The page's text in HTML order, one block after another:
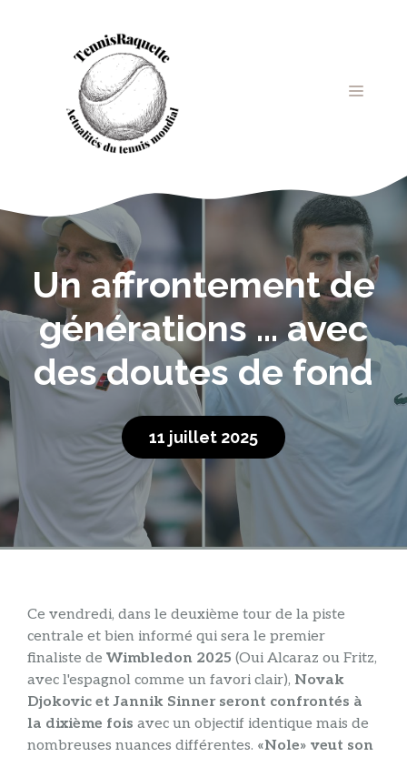
MENU
Un affrontement de
générations … avec
des doutes de fond
11 juillet 2025
Ce vendredi, dans le deuxième tour de la piste
centrale et bien informé qui sera le premier
finaliste de Wimbledon 2025 (Oui Alcaraz ou Fritz,
avec l'espagnol comme un favori clair), Novak
Djokovic et Jannik Sinner seront confrontés à
la dixième fois avec un objectif identique mais de
nombreuses nuances différentes. «Nole» veut son